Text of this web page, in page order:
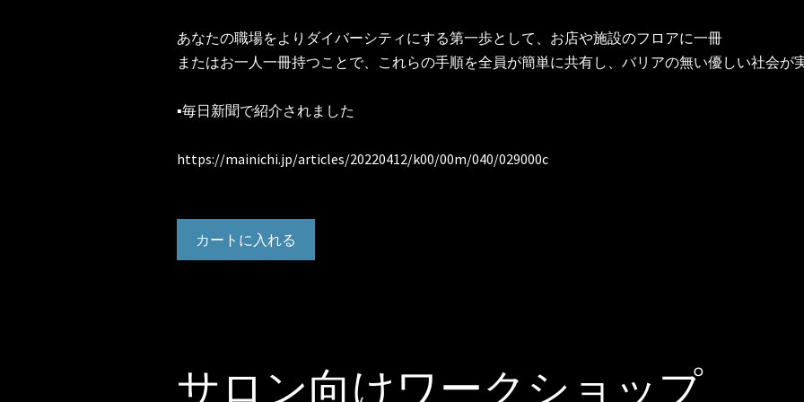
あなたの職場をよりダイバーシティにする第一歩として、お店や施設のフロアに一冊
またはお一人一冊持つことで、これらの手順を全員が簡単に共有し、バリアの無い優しい社会が
▪️毎日新聞で紹介されました
https://mainichi.jp/articles/20220412/k00/00m/040/029000c
カートに入れる
サロン向けワークショップ